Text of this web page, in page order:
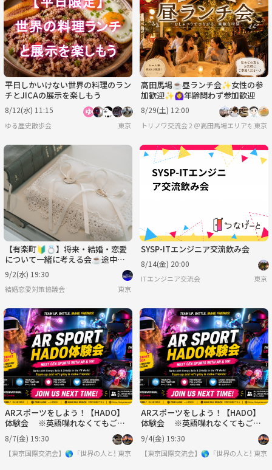
平日しかいけない世界の料理のラン
チとJICAの展示を楽しもう
8/12(水) 11:15
ゆる歴史散歩会 東京
高田馬場☕昼ランチ会✨女性の参
加歓迎✨🙆‍♀️年齢問わず参加歓迎
8/29(土) 12:00
トリノワ交流会 2 ＠高田馬場エリアなど東京
【有楽町🔰💍】将来・結婚・恋愛
について一緒に考える会☕️途中参
加可♪20代〜40代✨
9/2(水) 19:30
結婚恋愛対策協議会 東京
SYSP-ITエンジニア交流飲み会
8/14(金) 20:00
ITエンジニア交流会 東京
ARスポーツをしよう！【HADO】
体験会 ※英語喋れなくてもご参
加いただけます。
8/7(金) 19:30
【東京国際交流会】🌎「世界の人と繋りたい」違う世界見てみたい方は必見 ※英語喋
東京
ARスポーツをしよう！【HADO】
体験会 ※英語喋れなくてもご参
加いただけます。
9/4(金) 19:30
【東京国際交流会】🌎「世界の人と繋り
東京